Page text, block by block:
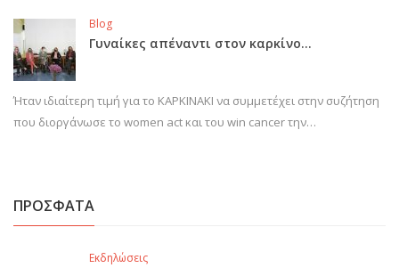
Blog
Γυναίκες απέναντι στον καρκίνο…
Ήταν ιδιαίτερη τιμή για το ΚΑΡΚΙΝΑΚΙ να συμμετέχει στην συζήτηση
που διοργάνωσε το women act και του win cancer την…
ΠΡΟΣΦΑΤΑ
Εκδηλώσεις